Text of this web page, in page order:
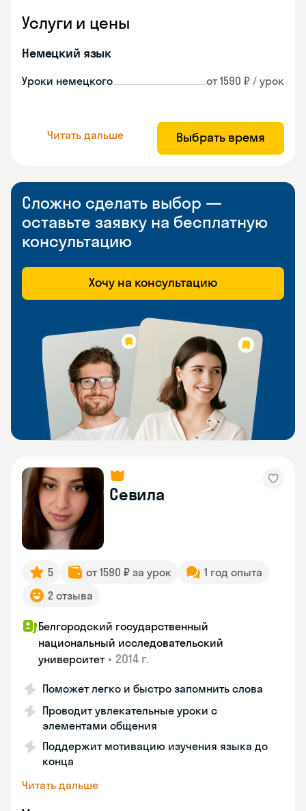
Услуги и цены
Немецкий язык
Уроки немецкого от 1590 ₽ / урок
Читать дальше Выбрать время
Сложно сделать выбор —
оставьте заявку на бесплатную
консультацию
Хочу на консультацию
Севила
5 от 1590 ₽ за урок
1 год опыта
2 отзыва
Белгородский государственный
национальный исследовательский
университет • 2014 г.
Поможет легко и быстро запомнить слова
Проводит увлекательные уроки с
элементами общения
Поддержит мотивацию изучения языка до
конца
Читать дальше